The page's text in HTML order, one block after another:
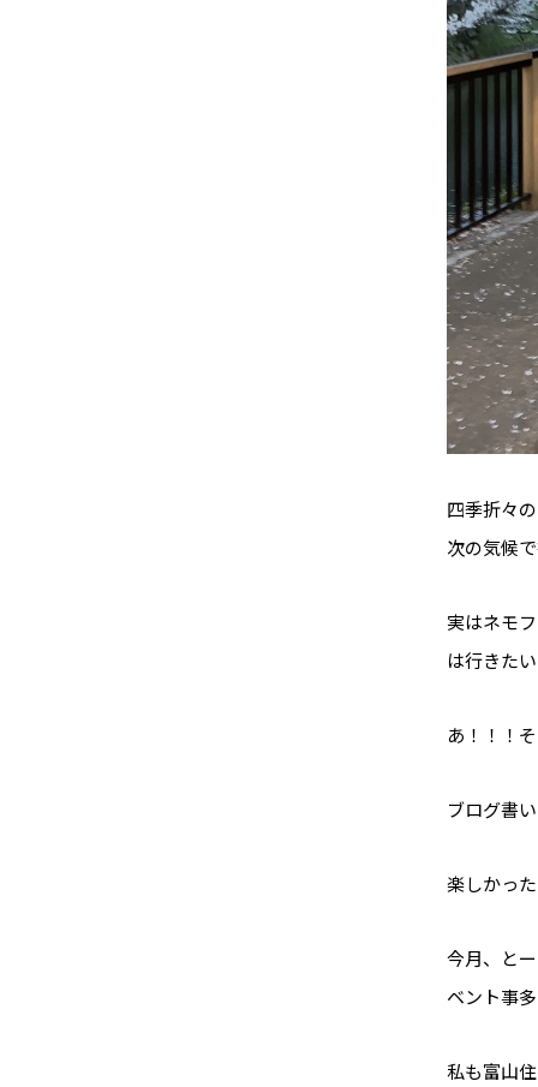
四季折々
次の気候
実はネモ
は行きた
あ！！！
ブログ書
楽しかっ
今月、と
ベント事
私も富山